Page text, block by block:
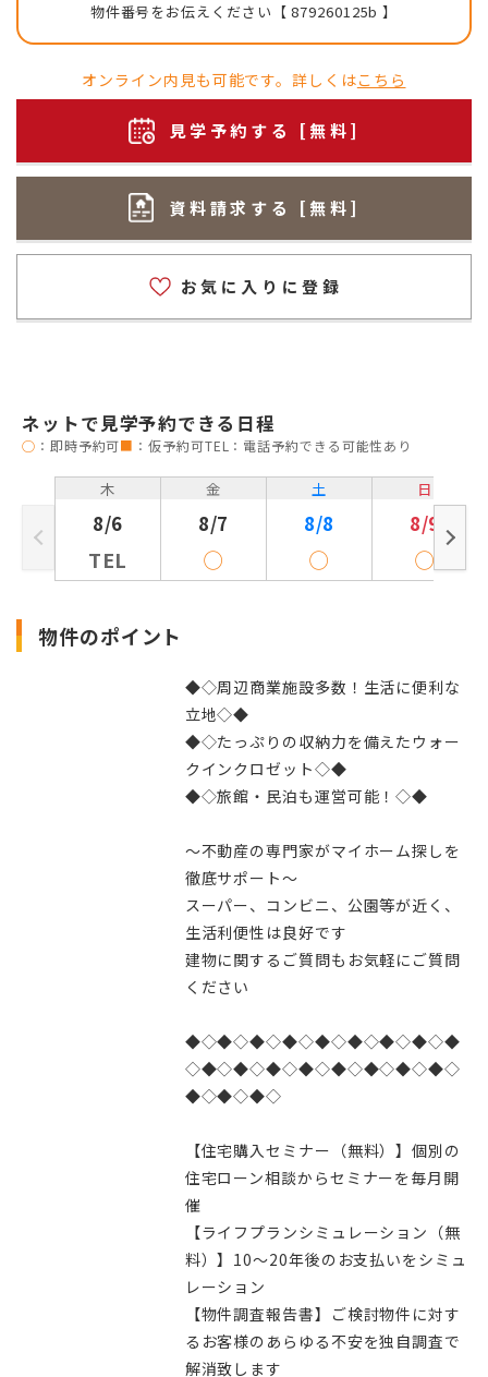
物件番号をお伝えください【 879260125b 】
オンライン内見も可能です。詳しくはこちら
見学予約する [無料]
資料請求する [無料]
お気に入りに登録
ネットで見学予約できる日程
◯ ：即時予約可■ ：仮予約可TEL：電話予約できる可能性あり
木
8/6
TEL
金
8/7
◯
土
8/8
◯
日
8/9
◯
物件のポイント
◆◇周辺商業施設多数！生活に便利な
立地◇◆
◆◇たっぷりの収納力を備えたウォー
クインクロゼット◇◆
◆◇旅館・民泊も運営可能！◇◆
～不動産の専門家がマイホーム探しを
徹底サポート～
スーパー、コンビニ、公園等が近く、
生活利便性は良好です
建物に関するご質問もお気軽にご質問
ください
◆◇◆◇◆◇◆◇◆◇◆◇◆◇◆◇◆
◇◆◇◆◇◆◇◆◇◆◇◆◇◆◇◆◇
◆◇◆◇◆◇
【住宅購入セミナー（無料）】個別の
住宅ローン相談からセミナーを毎月開
催
【ライフプランシミュレーション（無
料）】10～20年後のお支払いをシミュ
レーション
【物件調査報告書】ご検討物件に対す
るお客様のあらゆる不安を独自調査で
解消致します